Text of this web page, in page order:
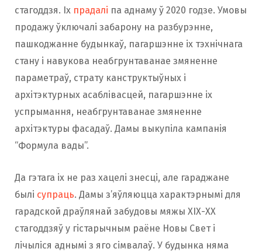
стагоддзя. Іх прадалі па аднаму ў 2020 годзе. Умовы
продажу ўключалі забарону на разбурэнне,
пашкоджанне будынкаў, пагаршэнне іх тэхнічнага
стану і навукова неабгрунтаванае змяненне
параметраў, страту канструктыўных і
архітэктурных асаблівасцей, пагаршэнне іх
успрымання, неабгрунтаванае змяненне
архітэктуры фасадаў. Дамы выкупіла кампанія
“Формула вады”.
Да гэтага іх не раз хацелі знесці, але гараджане
былі супраць. Дамы з’яўляюцца характэрнымі для
гарадской драўлянай забудовы мяжы ХІХ-ХХ
стагоддзяў у гістарычным раёне Новы Свет і
лічыліся аднымі з яго сімвалаў. У будынка няма